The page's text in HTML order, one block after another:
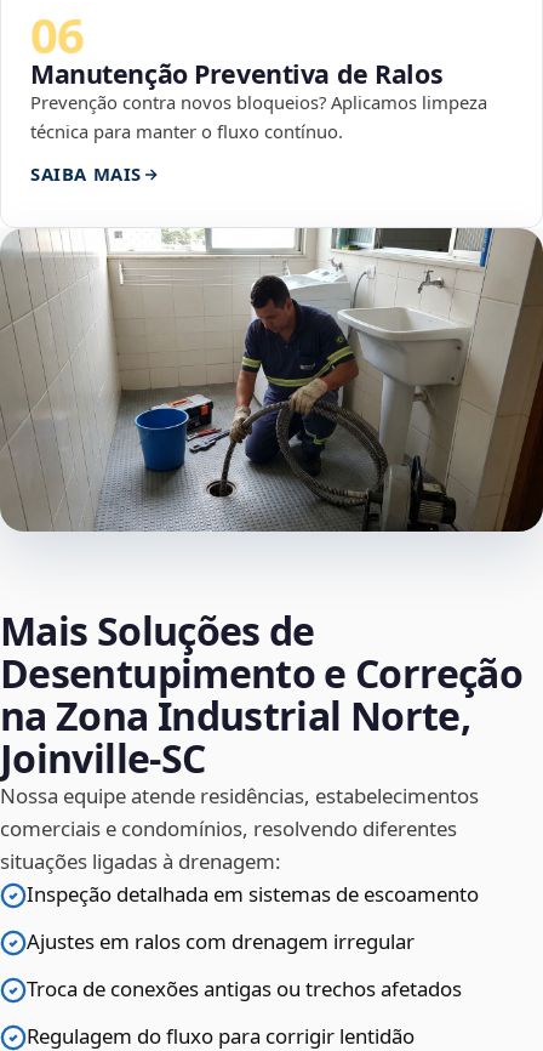
06
Manutenção Preventiva de Ralos
Prevenção contra novos bloqueios? Aplicamos limpeza
técnica para manter o fluxo contínuo.
SAIBA MAIS
Mais Soluções de
Desentupimento e Correção
na Zona Industrial Norte,
Joinville‑SC
Nossa equipe atende residências, estabelecimentos
comerciais e condomínios, resolvendo diferentes
situações ligadas à drenagem:
Inspeção detalhada em sistemas de escoamento
Ajustes em ralos com drenagem irregular
Troca de conexões antigas ou trechos afetados
Regulagem do fluxo para corrigir lentidão